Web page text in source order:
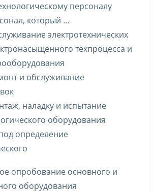
персоналу
который …
электротехнических
техпроцесса и
и обслуживание
наладку и испытание
оборудования
определение
опробование основного и
оборудования